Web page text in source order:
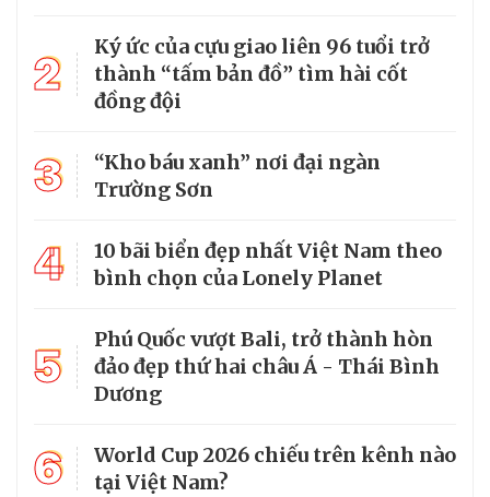
2
Ký ức của cựu giao liên 96 tuổi trở
thành “tấm bản đồ” tìm hài cốt
đồng đội
3
“Kho báu xanh” nơi đại ngàn
Trường Sơn
4
10 bãi biển đẹp nhất Việt Nam theo
bình chọn của Lonely Planet
5
Phú Quốc vượt Bali, trở thành hòn
đảo đẹp thứ hai châu Á - Thái Bình
Dương
6
World Cup 2026 chiếu trên kênh nào
tại Việt Nam?